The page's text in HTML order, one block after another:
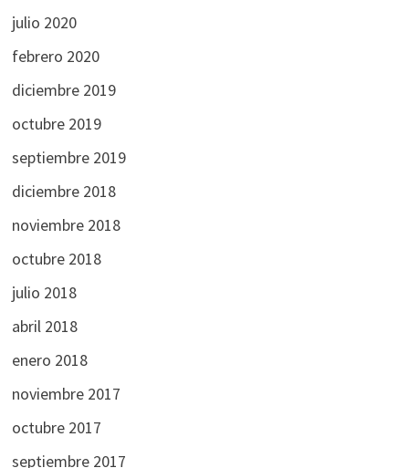
julio 2020
febrero 2020
diciembre 2019
octubre 2019
septiembre 2019
diciembre 2018
noviembre 2018
octubre 2018
julio 2018
abril 2018
enero 2018
noviembre 2017
octubre 2017
septiembre 2017